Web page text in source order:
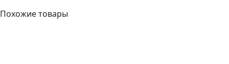
Похожие товары